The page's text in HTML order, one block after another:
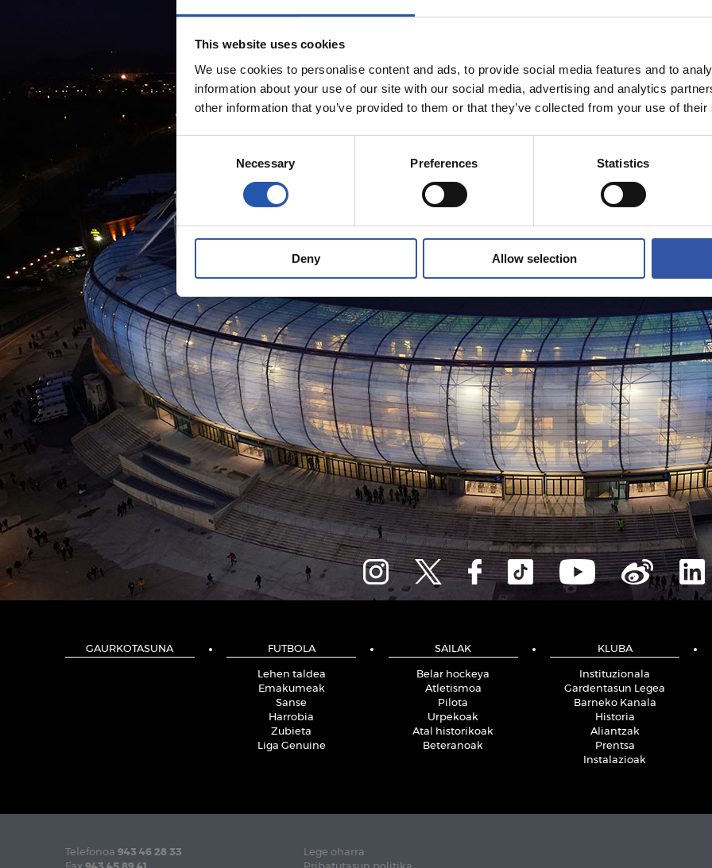
This website uses cookies
We use cookies to personalise content and ads, to provide social media features and to
information about your use of our site with our social media, advertising and analytics
other information that you’ve provided to them or that they’ve collected from your use of
Necessary Preferences Statistics
Deny Allow selection
GAURKOTASUNA FUTBOLA
Lehen taldea
Emakumeak
Sanse
Harrobia
Zubieta
Liga Genuine
SAILAK
Belar hockeya
Atletismoa
Pilota
Urpekoak
Atal historikoak
Beteranoak
KLUBA
Instituzionala
Gardentasun Legea
Barneko Kanala
Historia
Aliantzak
Prentsa
Instalazioak
Telefonoa 943 46 28 33
Lege oharra